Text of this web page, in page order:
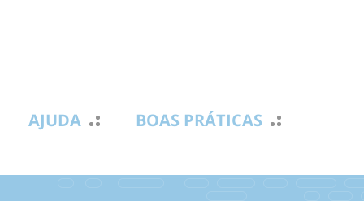
AJUDA BOAS PRÁTICAS